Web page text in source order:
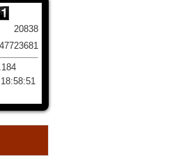
20838
47723681